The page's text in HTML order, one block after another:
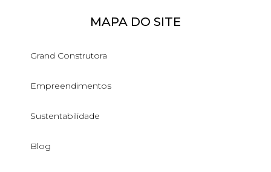
MAPA DO SITE
Grand Construtora
Empreendimentos
Sustentabilidade
Blog